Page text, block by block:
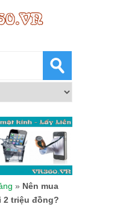
» Nên mua
2 triệu đồng?